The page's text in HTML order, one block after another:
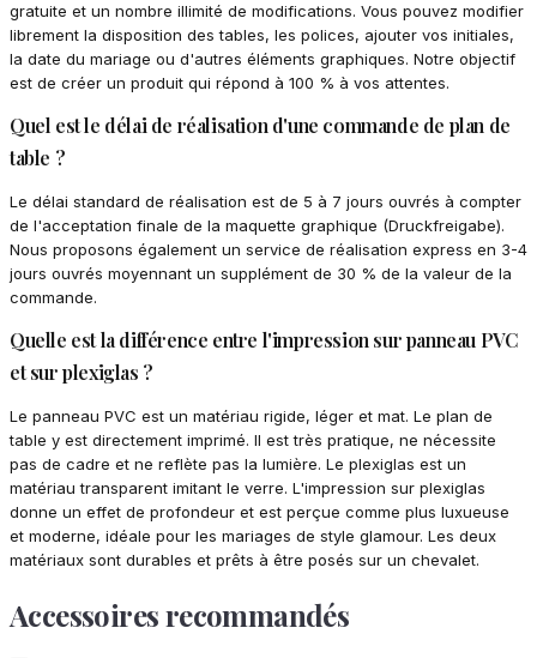
gratuite et un nombre illimité de modifications. Vous pouvez modifier
librement la disposition des tables, les polices, ajouter vos initiales,
la date du mariage ou d'autres éléments graphiques. Notre objectif
est de créer un produit qui répond à 100 % à vos attentes.
Quel est le délai de réalisation d'une commande de plan de
table ?
Le délai standard de réalisation est de 5 à 7 jours ouvrés à compter
de l'acceptation finale de la maquette graphique (Druckfreigabe).
Nous proposons également un service de réalisation express en 3-4
jours ouvrés moyennant un supplément de 30 % de la valeur de la
commande.
Quelle est la différence entre l'impression sur panneau PVC
et sur plexiglas ?
Le panneau PVC est un matériau rigide, léger et mat. Le plan de
table y est directement imprimé. Il est très pratique, ne nécessite
pas de cadre et ne reflète pas la lumière. Le plexiglas est un
matériau transparent imitant le verre. L'impression sur plexiglas
donne un effet de profondeur et est perçue comme plus luxueuse
et moderne, idéale pour les mariages de style glamour. Les deux
matériaux sont durables et prêts à être posés sur un chevalet.
Accessoires recommandés